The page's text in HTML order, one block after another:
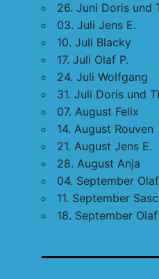
26. Juni Doris und
03. Juli Jens E.
10. Juli Blacky
17. Juli Olaf P.
24. Juli Wolfgang
31. Juli Doris und
07. August Felix
14. August Rouven
21. August Jens E.
28. August Anja
04. September
11. September
18. September